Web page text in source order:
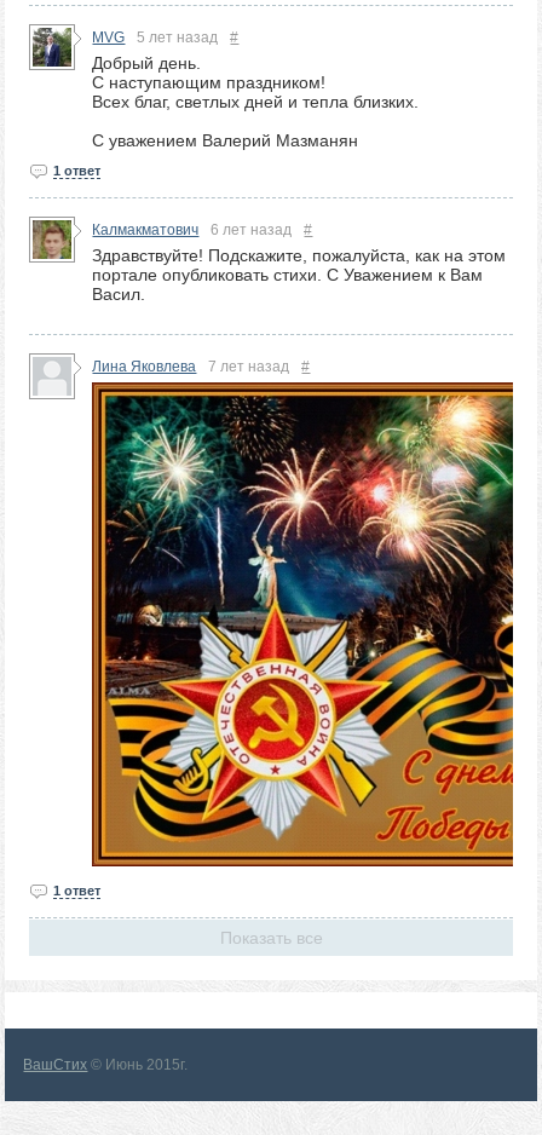
MVG 5 лет назад #
Добрый день.
С наступающим праздником!
Всех благ, светлых дней и тепла близких.
С уважением Валерий Мазманян
1 ответ
Калмакматович 6 лет назад #
Здравствуйте! Подскажите, пожалуйста, как на этом
портале опубликовать стихи. С Уважением к Вам
Васил.
Лина Яковлева 7 лет назад #
1 ответ
Показать все
ВашСтих © Июнь 2015г.